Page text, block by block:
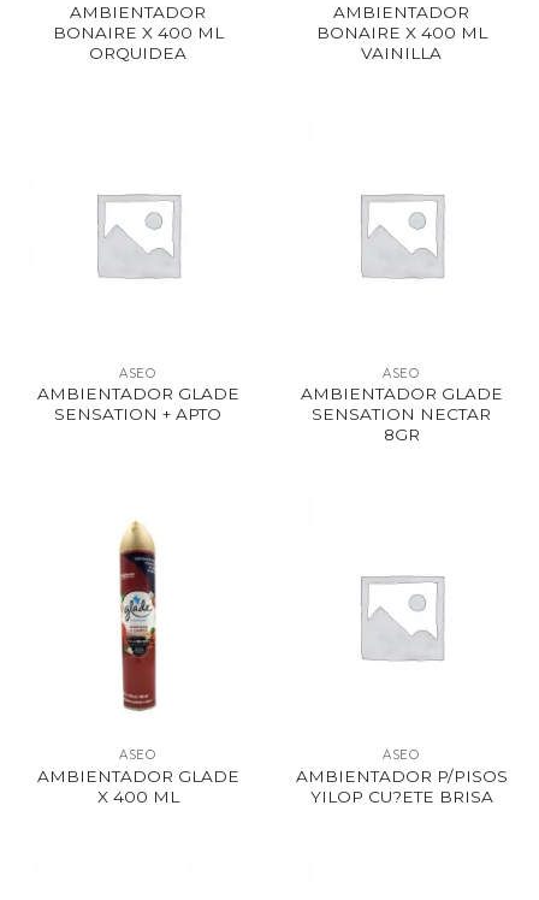
AMBIENTADOR
BONAIRE X 400 ML
ORQUIDEA
AMBIENTADOR
BONAIRE X 400 ML
VAINILLA
ASEO
AMBIENTADOR GLADE
SENSATION + APTO
ASEO
AMBIENTADOR GLADE
SENSATION NECTAR
8GR
ASEO
AMBIENTADOR GLADE
X 400 ML
ASEO
AMBIENTADOR P/PISOS
YILOP CU?ETE BRISA